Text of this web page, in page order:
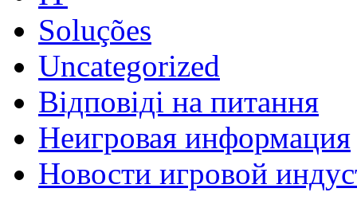
Soluções
Uncategorized
Відповіді на питання
Неигровая информация
Новости игровой